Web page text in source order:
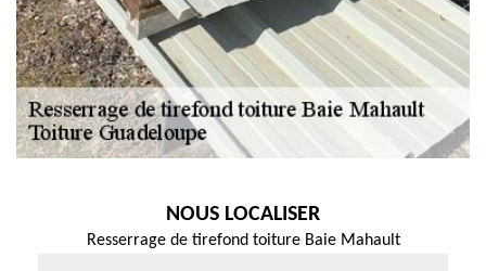
NOUS LOCALISER
Resserrage de tirefond toiture Baie Mahault